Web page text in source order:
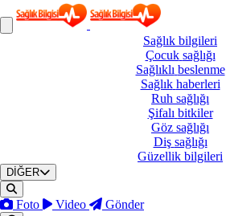
Sağlık bilgileri
Çocuk sağlığı
Sağlıklı beslenme
Sağlık haberleri
Ruh sağlığı
Şifalı bitkiler
Göz sağlığı
Diş sağlığı
Güzellik bilgileri
DİĞER
Foto Video Gönder